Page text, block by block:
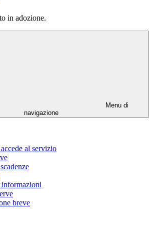
in adozione.
Menu di
navigazione
al servizio
breve